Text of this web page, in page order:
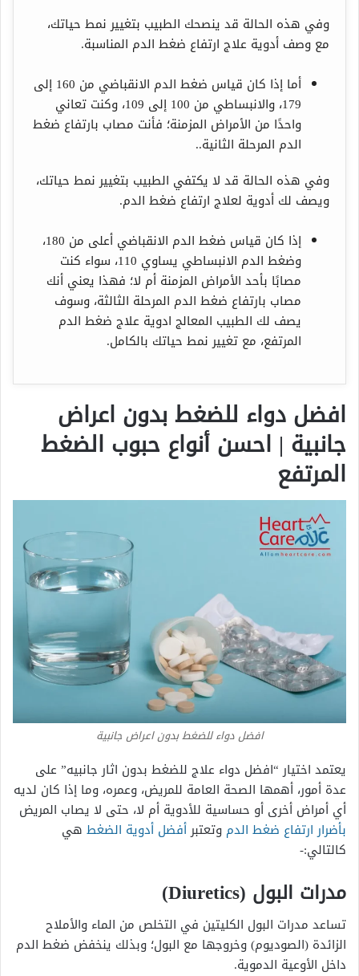
وفي هذه الحالة قد ينصحك الطبيب بتغيير نمط حياتك،
مع وصف أدوية علاج ارتفاع ضغط الدم المناسبة.
أما إذا كان قياس ضغط الدم الانقباضي من 160 إلى
179، والانبساطي من 100 إلى 109، وكنت تعاني
واحدًا من الأمراض المزمنة؛ فأنت مصاب بارتفاع ضغط
الدم المرحلة الثانية..
وفي هذه الحالة قد لا يكتفي الطبيب بتغيير نمط حياتك،
ويصف لك أدوية لعلاج ارتفاع ضغط الدم.
إذا كان قياس ضغط الدم الانقباضي أعلى من 180،
وضغط الدم الانبساطي يساوي 110، سواء كنت
مصابًا بأحد الأمراض المزمنة أم لا؛ فهذا يعني أنك
مصاب بارتفاع ضغط الدم المرحلة الثالثة، وسوف
يصف لك الطبيب المعالج ادوية علاج ضغط الدم
المرتفع، مع تغيير نمط حياتك بالكامل.
افضل دواء للضغط بدون اعراض
جانبية | احسن أنواع حبوب الضغط
المرتفع
افضل دواء للضغط بدون اعراض جانبية
يعتمد اختيار “افضل دواء علاج للضغط بدون اثار جانبيه” على
عدة أمور، أهمها الصحة العامة للمريض، وعمره، وما إذا كان لديه
أي أمراض أخرى أو حساسية للأدوية أم لا، حتى لا يصاب المريض
بأضرار ارتفاع ضغط الدم وتعتبرأفضل أدوية الضغط هي
كالتالي:-
مدرات البول (Diuretics)
تساعد مدرات البول الكليتين في التخلص من الماء والأملاح
الزائدة (الصوديوم) وخروجها مع البول؛ وبذلك ينخفض ضغط الدم
داخل الأوعية الدموية.